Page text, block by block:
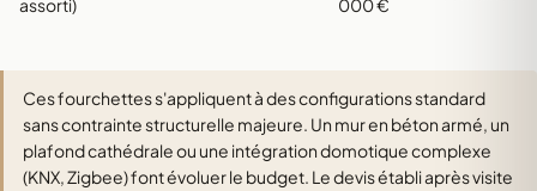
assorti)
000 €
Ces fourchettes s'appliquent à des configurations standard
sans contrainte structurelle majeure. Un mur en béton armé, un
plafond cathédrale ou une intégration domotique complexe
(KNX, Zigbee) font évoluer le budget. Le devis établi après visite